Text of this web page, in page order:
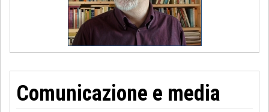
Comunicazione e media